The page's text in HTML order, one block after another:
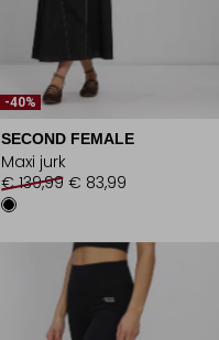
-40%
SECOND FEMALE
Maxi jurk
€ 139,99 € 83,99